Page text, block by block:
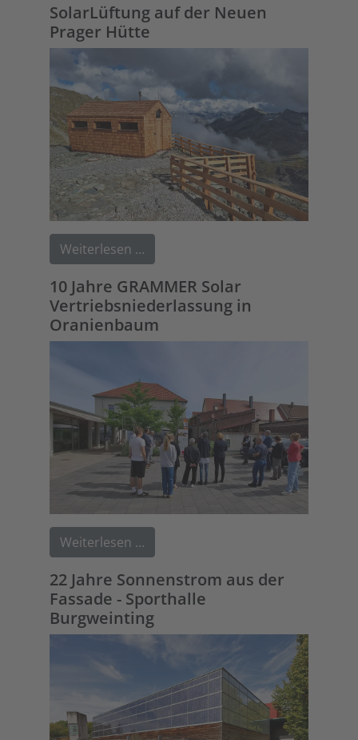
SolarLüftung auf der Neuen
Prager Hütte
Weiterlesen …
10 Jahre GRAMMER Solar
Vertriebsniederlassung in
Oranienbaum
Weiterlesen …
22 Jahre Sonnenstrom aus der
Fassade - Sporthalle
Burgweinting